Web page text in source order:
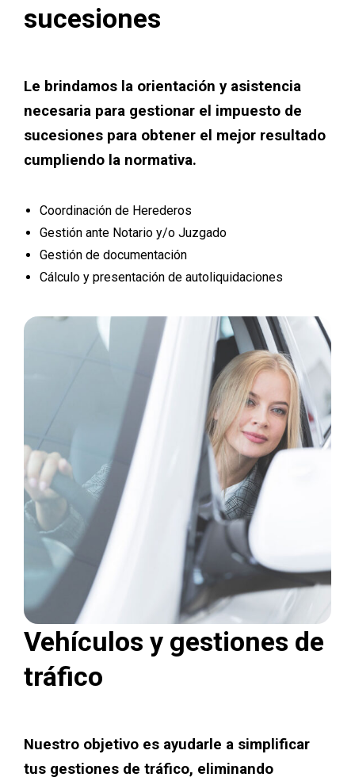
sucesiones
Le brindamos la orientación y asistencia
necesaria para gestionar el impuesto de
sucesiones para obtener el mejor resultado
cumpliendo la normativa.
Coordinación de Herederos
Gestión ante Notario y/o Juzgado
Gestión de documentación
Cálculo y presentación de autoliquidaciones
Vehículos y gestiones de
tráfico
Nuestro objetivo es ayudarle a simplificar
tus gestiones de tráfico, eliminando